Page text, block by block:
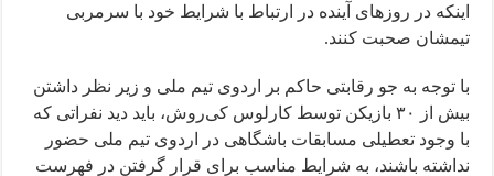
اینکه در روزهای آینده در ارتباط با شرایط خود با سرمربی
تیمشان صحبت کنند.
با توجه به جو رقابتی حاکم بر اردوی تیم ملی و زیر نظر داشتن
بیش از ۳۰ بازیکن توسط کارلوس کی‌روش، باید دید نفراتی که
با وجود تعطیلی مسابقات باشگاهی در اردوی تیم ملی حضور
نداشته باشند، به شرایط مناسب برای قرار گرفتن در فهرست